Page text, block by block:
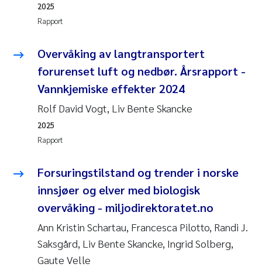
Rapport
2025
Overvåking av langtransportert
forurenset luft og nedbør. Årsrapport -
Vannkjemiske effekter 2024
Rolf David Vogt, Liv Bente Skancke
Rapport
2025
Forsuringstilstand og trender i norske
innsjøer og elver med biologisk
overvåking - miljodirektoratet.no
Ann Kristin Schartau, Francesca Pilotto, Randi J.
Saksgård, Liv Bente Skancke, Ingrid Solberg,
Gaute Velle